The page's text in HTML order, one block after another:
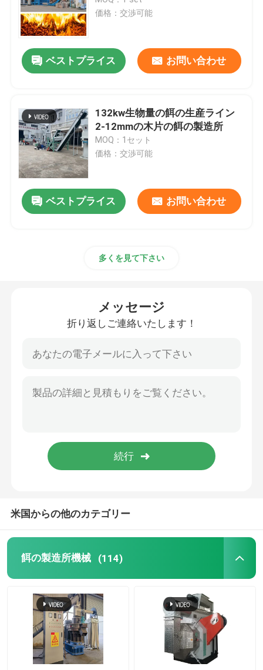
供給の餌の製造所
木質ペレット生産ライン
生物量の餌の生産ライン
供給の餌の生産ライン
飼料の餌の生産ライン
浮遊魚は生産ラインに与える
木製の餌メーカー
乾式の魚は押出機に与える
スクリューフィード押出機
価格：交渉可能
ベストプライス お問い合わせ
132kw生物量の餌の生産ライン
2-12mmの木片の餌の製造所
MOQ：1セット
価格：交渉可能
ベストプライス お問い合わせ
多くを見て下さい
メッセージ
折り返しご連絡いたします！
米国からの他のカテゴリー
餌の製造所機械 (114)